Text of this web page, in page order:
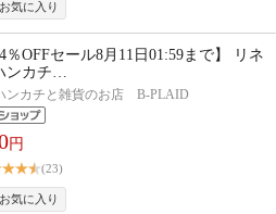
％OFFセール8月11日01:59まで】 リネ
ンカチ…
ンカチと雑貨のお店 B-PLAID
円
(23)